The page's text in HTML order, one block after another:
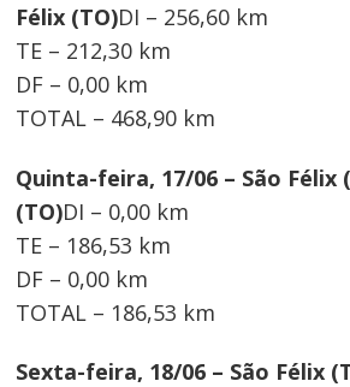
Félix (TO)DI – 256,60 km
TE – 212,30 km
DF – 0,00 km
TOTAL – 468,90 km
Quinta-feira, 17/06 – São Félix
(TO)DI – 0,00 km
TE – 186,53 km
DF – 0,00 km
TOTAL – 186,53 km
Sexta-feira, 18/06 – São Félix